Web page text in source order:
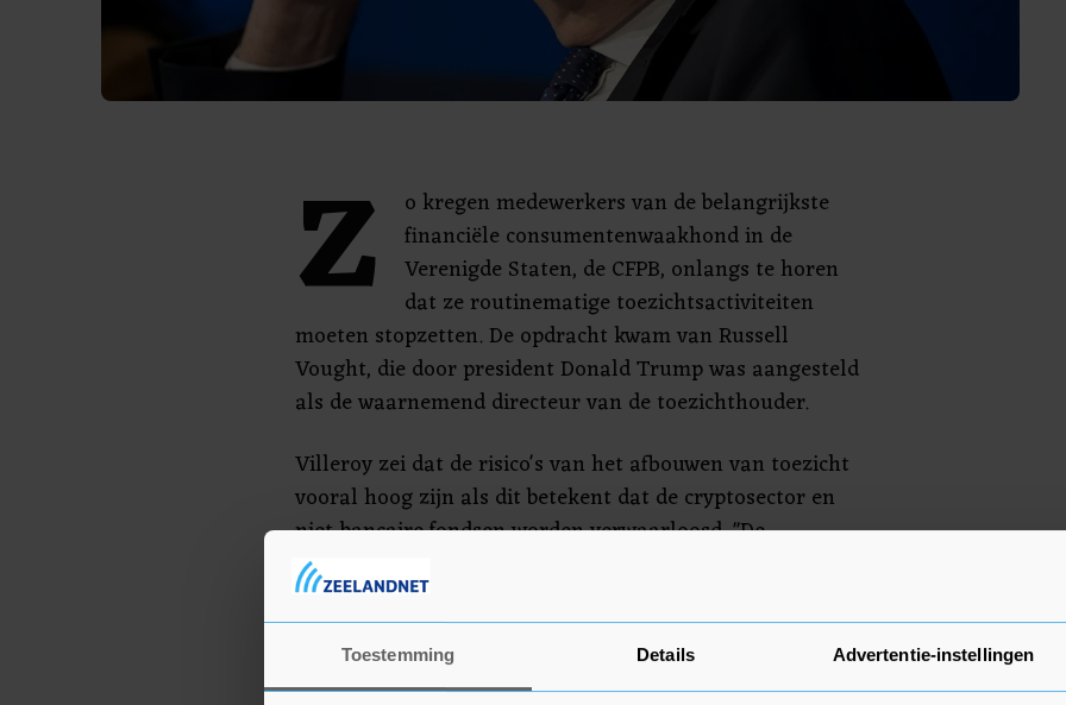
Toestemming Details Advertentie-instellingen
Z
o kregen medewerkers van de belangrijkste
financiële consumentenwaakhond in de
Verenigde Staten, de CFPB, onlangs te horen
dat ze routinematige toezichtsactiviteiten
moeten stopzetten. De opdracht kwam van Russell
Vought, die door president Donald Trump was aangesteld
als de waarnemend directeur van de toezichthouder.
Villeroy zei dat de risico's van het afbouwen van toezicht
vooral hoog zijn als dit betekent dat de cryptosector en
niet-bancaire fondsen worden verwaarloosd. "De
regering-Trump lijkt nu zelfs het doel van financiële
stabiliteit en klimaattransitie ter discussie te stellen",
voegde de Franse centralebankpresident daaraan toe.
Ook herhaalde hij zijn oproep aan de EU om regels voor